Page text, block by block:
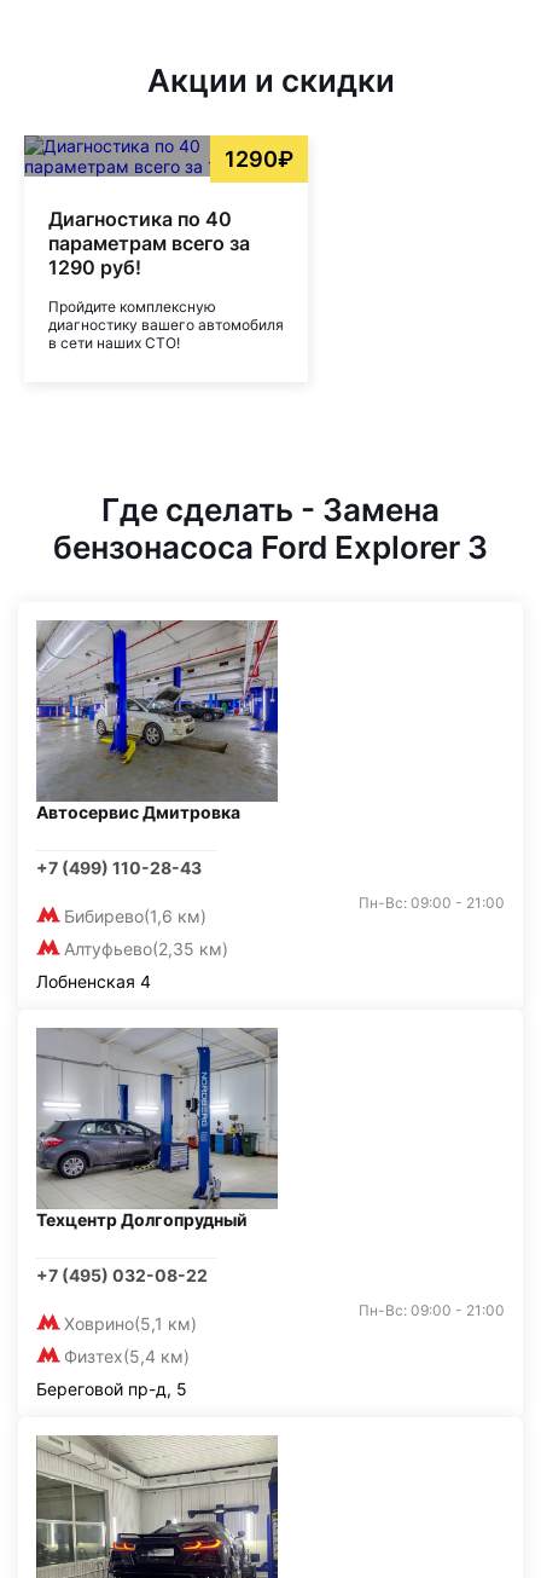
Акции и скидки
1290₽
Диагностика по 40
параметрам всего за
1290 руб!
Пройдите комплексную
диагностику вашего автомобиля
в сети наших СТО!
Где сделать - Замена
бензонасоса Ford Explorer 3
Автосервис Дмитровка
+7 (499) 110-28-43
Бибирево(1,6 км)
Алтуфьево(2,35 км)
Пн-Вс: 09:00 - 21:00
Лобненская 4
Техцентр Долгопрудный
+7 (495) 032-08-22
Ховрино(5,1 км)
Физтех(5,4 км)
Пн-Вс: 09:00 - 21:00
Береговой пр-д, 5